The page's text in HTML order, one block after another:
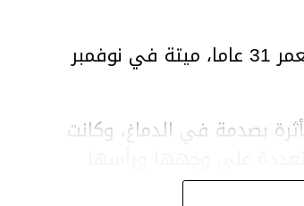
وعثر على المرأة، سلطانات نوكينوفا، البالغة من العمر 31 عاما، ميتة في نوفمبر
بصدمة في الدماغ، وكانت